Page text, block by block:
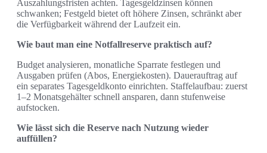
Auszahlungsfristen achten. Tagesgeldzinsen können
schwanken; Festgeld bietet oft höhere Zinsen, schränkt aber
die Verfügbarkeit während der Laufzeit ein.
Wie baut man eine Notfallreserve praktisch auf?
Budget analysieren, monatliche Sparrate festlegen und
Ausgaben prüfen (Abos, Energiekosten). Dauerauftrag auf
ein separates Tagesgeldkonto einrichten. Staffelaufbau: zuerst
1–2 Monatsgehälter schnell ansparen, dann stufenweise
aufstocken.
Wie lässt sich die Reserve nach Nutzung wieder
auffüllen?